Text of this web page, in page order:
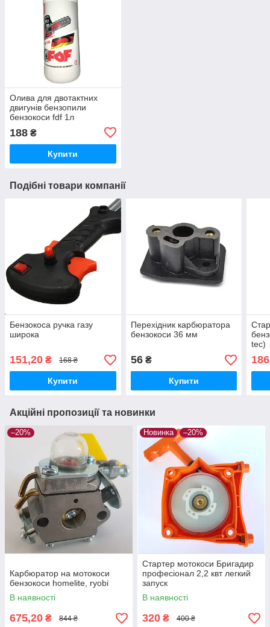
Олива для двотактних
двигунів бензопили
бензокоси fdf 1л
188 ₴
Купити
Подібні товари компанії
Бензокоса ручка газу
широка
151,20 ₴ 168 ₴
Купити
Перехідник карбюратора
бензокоси 36 мм
56₴
Купити
tec)
Акційні пропозиції та новинки
–20%
Карбюратор на мотокоси
бензокоси homelite, ryobi
В наявності
675,20 ₴ 844 ₴
Новинка –20%
Стартер мотокоси Бригадир
професіонал 2,2 квт легкий
запуск
В наявності
320 ₴ 400 ₴